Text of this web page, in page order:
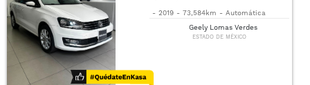
- 2019 - 73,584km - Automática
Geely Lomas Verdes
ESTADO DE MÉXICO